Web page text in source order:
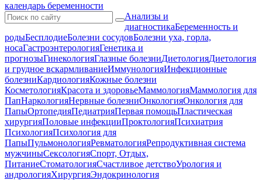
календарь беременности
Анализы и
диагностикаБеременность и
родыБесплодиеБолезни сосудовБолезни уха, горла,
носаГастроэнтерологияГенетика и
прогнозыГинекологияГлазные болезниДиетологияДиетология
и грудное вскармливаниеИммунологияИнфекционные
болезниКардиологияКожные болезни
КосметологияКрасота и здоровьеМаммологияМаммология для
ПапНаркологияНервные болезниОнкологияОнкология для
ПапыОртопедияПедиатрияПервая помощьПластическая
хирургияПоловые инфекцииПроктологияПсихиатрия
ПсихологияПсихология для
ПапыПульмонологияРевматологияРепродуктивная система
мужчиныСексологияСпорт, Отдых,
ПитаниеСтоматологияСчастливое детствоУрология и
андрологияХирургияЭндокринология